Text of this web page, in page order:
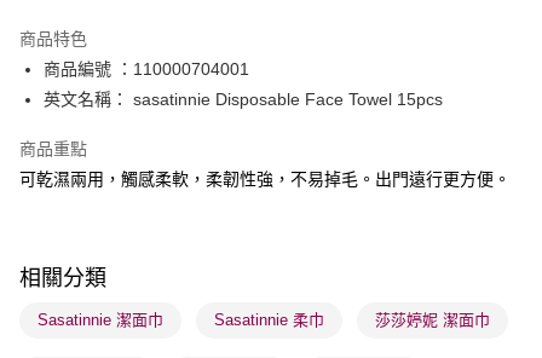
PayMe
WeChat Pay
BoC Pay
每筆HK$65.00，滿HK$300.00或以上免運費
順豐站及營業點 - 確認發貨後1-3個工作天送達
商品特色
商品編號 ：110000704001
英文名稱： sasatinnie Disposable Face Towel 15pcs
商品重點
可乾濕兩用，觸感柔軟，柔韌性強，不易掉毛。出門遠行更方便。
相關分類
Sasatinnie 潔面巾 Sasatinnie 柔巾 莎莎婷妮 潔面巾